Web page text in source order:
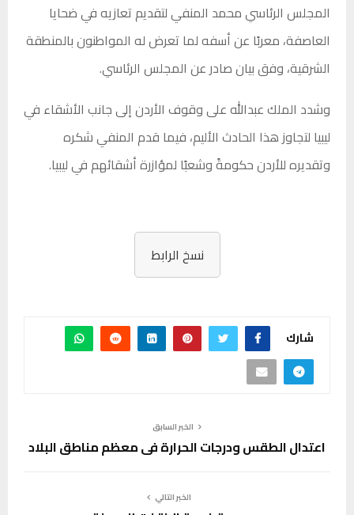
المجلس الرئاسي محمد المنفي لتقديم تعازيه في ضحايا
العاصفة، معربًا عن أسفه لما تعرض له المواطنون بالمنطقة
الشرقية، وفق بيان صادر عن المجلس الرئاسي.
وشدد الملك عبدالله على وقوف الأردن إلى جانب الأشقاء في
ليبيا لتجاوز هذا الحادث الأليم، فيما قدم المنفي شكره
وتقديره للأردن حكومةً وشعبًا لمؤازرة أشقائهم في ليبيا.
نسخ الرابط
شارك
الخبر السابق
اعتدال الطقس ودرجات الحرارة في معظم مناطق البلاد
الخبر التالي